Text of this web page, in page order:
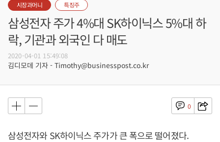
시장과머니 특징주
삼성전자 주가 4%대 SK하이닉스 5%대 하
락, 기관과 외국인 다 매도
2020-04-01 15:49:08
김디모데 기자 - Timothy@businesspost.co.kr
0
삼성전자와 SK하이닉스 주가가 큰 폭으로 떨어졌다.